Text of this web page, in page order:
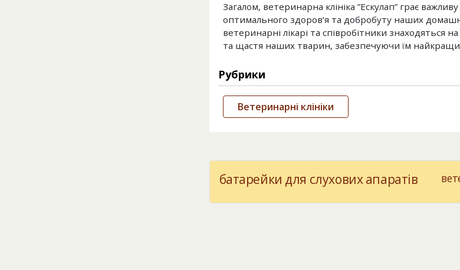
Загалом, ветеринарна клініка ”Ескулап” грає
оптимального здоров’я та добробуту наших
ветеринарні лікарі та співробітники знаходяться
та щастя наших тварин, забезпечуючи їм
Рубрики
Ветеринарні клініки
батарейки для слухових апаратів